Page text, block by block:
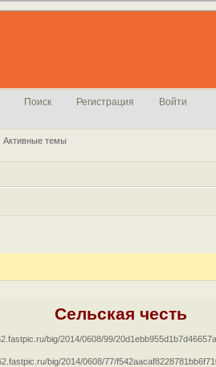
Поиск Регистрация Войти
Активные темы
Сельская честь